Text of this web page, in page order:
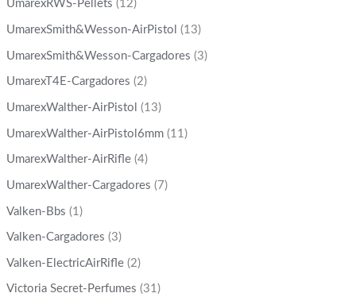
UmarexRWS-Pellets (12)
UmarexSmith&Wesson-AirPistol (13)
UmarexSmith&Wesson-Cargadores (3)
UmarexT4E-Cargadores (2)
UmarexWalther-AirPistol (13)
UmarexWalther-AirPistol6mm (11)
UmarexWalther-AirRifle (4)
UmarexWalther-Cargadores (7)
Valken-Bbs (1)
Valken-Cargadores (3)
Valken-ElectricAirRifle (2)
Victoria Secret-Perfumes (31)